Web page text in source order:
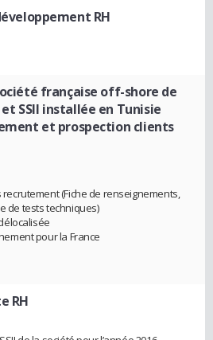
RH
française off-shore de
SSII installée en Tunisie
et prospection clients
(Fiche de renseignements,
de tests techniques)
pour la France
RH